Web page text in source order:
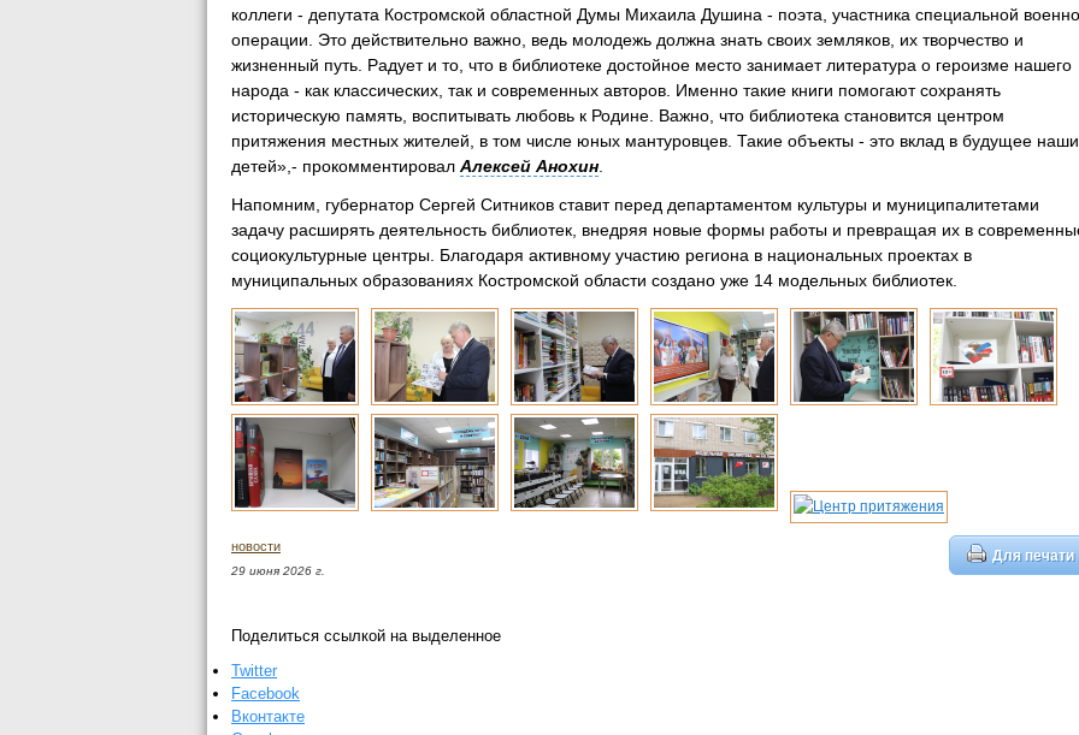
коллеги - депутата Костромской областной Думы Михаила Душина - поэта, участника специальной
операции. Это действительно важно, ведь молодежь должна знать своих земляков, их творчество и
жизненный путь. Радует и то, что в библиотеке достойное место занимает литература о героизме нашего
народа - как классических, так и современных авторов. Именно такие книги помогают сохранять
историческую память, воспитывать любовь к Родине. Важно, что библиотека становится центром
притяжения местных жителей, в том числе юных мантуровцев. Такие объекты - это вклад в будущее
детей»,- прокомментировал Алексей Анохин
Напомним, губернатор Сергей Ситников ставит перед департаментом культуры и муниципалитетами
задачу расширять деятельность библиотек, внедряя новые формы работы и превращая их в
социокультурные центры. Благодаря активному участию региона в национальных проектах в
муниципальных образованиях Костромской области создано уже 14 модельных библиотек.
Для печати
новости
29 июня 2026 г.
Поделиться ссылкой на выделенное
Twitter
Facebook
Вконтакте